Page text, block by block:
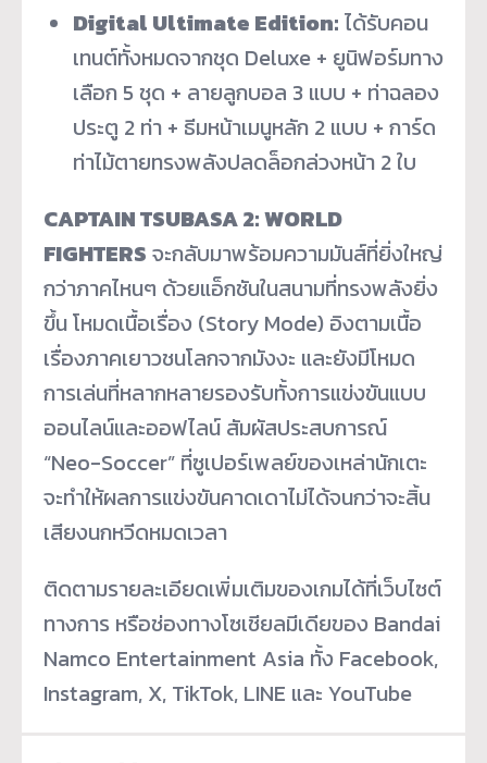
Digital Ultimate Edition: ได้รับคอน
เทนต์ทั้งหมดจากชุด Deluxe + ยูนิฟอร์มทาง
เลือก 5 ชุด + ลายลูกบอล 3 แบบ + ท่าฉลอง
ประตู 2 ท่า + ธีมหน้าเมนูหลัก 2 แบบ + การ์ด
ท่าไม้ตายทรงพลังปลดล็อกล่วงหน้า 2 ใบ
CAPTAIN TSUBASA 2: WORLD
FIGHTERS จะกลับมาพร้อมความมันส์ที่ยิ่งใหญ่
กว่าภาคไหนๆ ด้วยแอ็กชันในสนามที่ทรงพลังยิ่ง
ขึ้น โหมดเนื้อเรื่อง (Story Mode) อิงตามเนื้อ
เรื่องภาคเยาวชนโลกจากมังงะ และยังมีโหมด
การเล่นที่หลากหลายรองรับทั้งการแข่งขันแบบ
ออนไลน์และออฟไลน์ สัมผัสประสบการณ์
“Neo-Soccer” ที่ซูเปอร์เพลย์ของเหล่านักเตะ
จะทำให้ผลการแข่งขันคาดเดาไม่ได้จนกว่าจะสิ้น
เสียงนกหวีดหมดเวลา
ติดตามรายละเอียดเพิ่มเติมของเกมได้ที่เว็บไซต์
ทางการ หรือช่องทางโซเชียลมีเดียของ Bandai
Namco Entertainment Asia ทั้ง Facebook,
Instagram, X, TikTok, LINE และ YouTube